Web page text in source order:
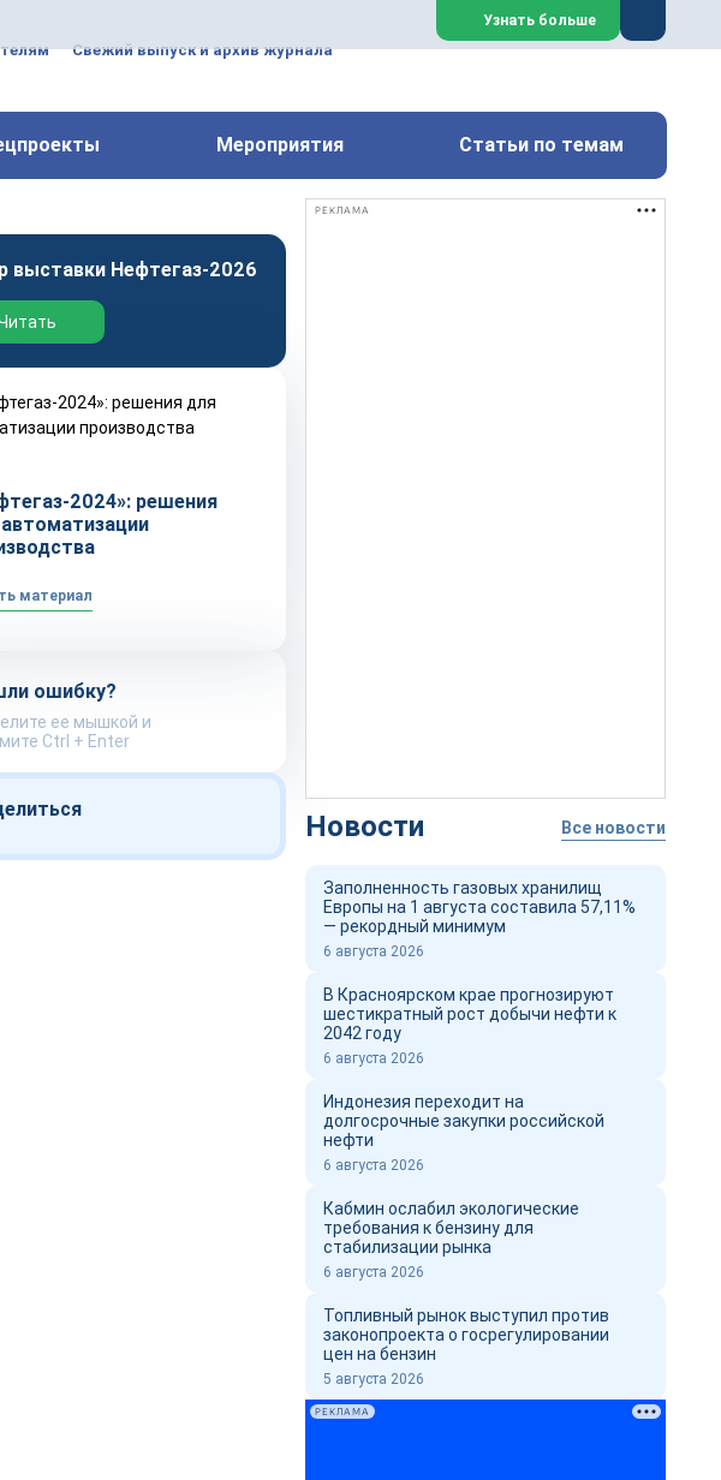
восстановлением, техническим обслуживанием
нефтехимических, металлургических
Закрыть
Узнать больше
Свежий выпуск и архив журнала
Мероприятия Статьи по темам
выставки Нефтегаз-2026
2024»: решения
материал
ошибку?
ее мышкой и
Ctrl + Enter
РЕКЛАМА
Новости Все новости
Заполненность газовых хранилищ
Европы на 1 августа составила 57,11%
— рекордный минимум
6 августа 2026
В Красноярском крае прогнозируют
шестикратный рост добычи нефти к
2042 году
6 августа 2026
Индонезия переходит на
долгосрочные закупки российской
нефти
6 августа 2026
Кабмин ослабил экологические
требования к бензину для
стабилизации рынка
6 августа 2026
Топливный рынок выступил против
законопроекта о госрегулировании
цен на бензин
5 августа 2026
РЕКЛАМА